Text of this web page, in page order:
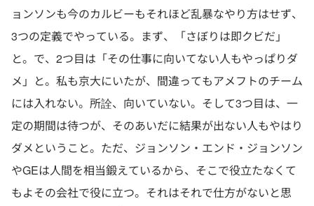
ョンソンも今のカルビーもそれほど乱暴なやり方はせず、
3つの定義でやっている。まず、「さぼりは即クビだ」
と。で、2つ目は「その仕事に向いてない人もやっぱりダ
メ」と。私も京大にいたが、間違ってもアメフトのチーム
には入れない。所詮、向いていない。そして3つ目は、一
定の期間は待つが、そのあいだに結果が出ない人もやはり
ダメということ。ただ、ジョンソン・エンド・ジョンソン
やGEは人間を相当鍛えているから、そこで役立たなくて
もよその会社で役に立つ。それはそれで仕方がないと思